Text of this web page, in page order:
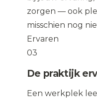
zorgen — ook
misschien nog
Ervaren
03
De praktijk
Een werkplek